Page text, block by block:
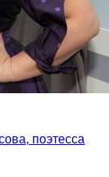
поэтесса